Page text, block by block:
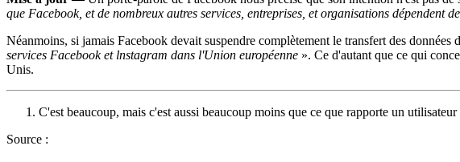
que Facebook, et de nombreux autres services, entreprises, et organisations
Néanmoins, si jamais Facebook devait suspendre complètement le transfert des
services Facebook et lnstagram dans l'Union européenne ». Ce d'autant que ce qui
Unis.
C'est beaucoup, mais c'est aussi beaucoup moins que ce que rapporte un
Source :